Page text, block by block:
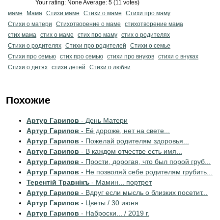
Your rating: None Average: 5 (11 votes)
маме
Мама Стихи маме Стихи о маме
Стихи про маму
Стихи о матери
Стихотворение о маме
стихотворение мама
стих мама стих о маме стих про маму стих о родителях
Стихи о родителях Стихи про родителей
Стихи о семье
Стихи про семью стих про семью стихи про внуков стихи о внуках
Стихи о детях стихи детей Стихи о любви
Похожие
Артур Гарипов - День Матери
Артур Гарипов - Её дороже, нет на свете...
Артур Гарипов - Пожелай родителям здоровья...
Артур Гарипов - В каждом отчестве есть имя...
Артур Гарипов - Прости, дорогая, что был порой груб...
Артур Гарипов - Не позволяй себе родителям грубить...
Терентiй Травнiкъ - Мамин... портрет
Артур Гарипов - Вдруг если мысль о близких посетит...
Артур Гарипов - Цветы / 30 июня
Артур Гарипов - Наброски... / 2019 г.